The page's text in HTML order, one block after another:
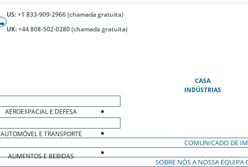
US:+1 833-909-2966 (chamada gratuita)
UK:+44 808-502-0280 (chamada gratuita)
CASA(ATUAL)
INDÚSTRIAS
AEROESPACIAL E DEFESA
AUTOMÓVEL E TRANSPORTE
ALIMENTOS E BEBIDAS
COMUNICADO DE
SOBRE NÓSA NOSSA EQUIPA